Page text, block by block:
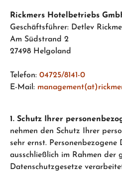
Rickmers Hotelbetriebs
Geschäftsführer: Detlev
Am Südstrand 2
27498 Helgoland
Telefon: 04725/8141-0
E-Mail:
1. Schutz Ihrer
nehmen den Schutz Ihrer
sehr ernst. Personenbezogene
ausschließlich im Rahmen der
Datenschutzgesetze